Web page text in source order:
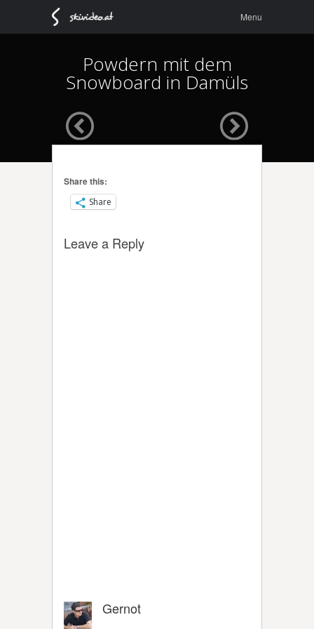
content
Menu
Powdern mit dem
Snowboard in Damüls
Share this:
Share
Leave a Reply
Gernot